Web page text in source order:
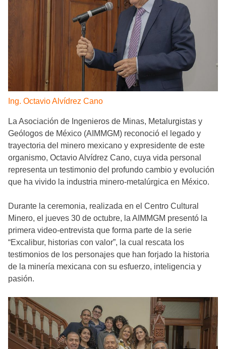
Ing. Octavio Alvídrez Cano
La Asociación de Ingenieros de Minas, Metalurgistas y
Geólogos de México (AIMMGM) reconoció el legado y
trayectoria del minero mexicano y expresidente de este
organismo, Octavio Alvídrez Cano, cuya vida personal
representa un testimonio del profundo cambio y evolución
que ha vivido la industria minero-metalúrgica en México.
Durante la ceremonia, realizada en el Centro Cultural
Minero, el jueves 30 de octubre, la AIMMGM presentó la
primera video-entrevista que forma parte de la serie
“Excalibur, historias con valor”, la cual rescata los
testimonios de los personajes que han forjado la historia
de la minería mexicana con su esfuerzo, inteligencia y
pasión.